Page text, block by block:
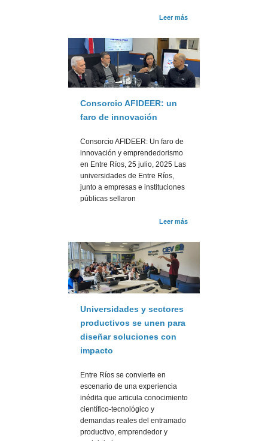
Leer más
Consorcio AFIDEER: un
faro de innovación
Consorcio AFIDEER: Un faro de
innovación y emprendedorismo
en Entre Ríos, 25 julio, 2025 Las
universidades de Entre Ríos,
junto a empresas e instituciones
públicas sellaron
Leer más
Universidades y sectores
productivos se unen para
diseñar soluciones con
impacto
Entre Ríos se convierte en
escenario de una experiencia
inédita que articula conocimiento
científico-tecnológico y
demandas reales del entramado
productivo, emprendedor y